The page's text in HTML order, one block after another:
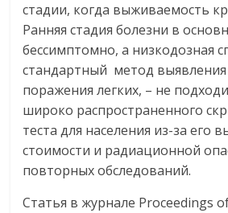
стадии, когда выживаемость
Ранняя стадия болезни в
бессимптомно, а низкодозная
стандартный метод выявления
поражения легких, – не
широко распространенного
теста для населения из-за его
стоимости и радиационной
повторных обследований.
Статья в журнале Proceedings